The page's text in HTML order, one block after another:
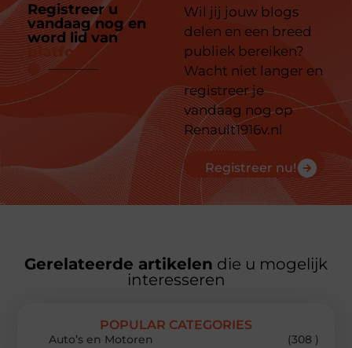
Registreer u
vandaag nog en
word lid van
platform
Wil jij jouw blogs
delen en een breed
publiek bereiken?
Wacht niet langer en
registreer je
vandaag nog op
Renault1916v.nl
Registreer nu!
Gerelateerde artikelen die u mogelijk
interesseren
POPULAR CATEGORIES
Auto’s en Motoren
(308 )